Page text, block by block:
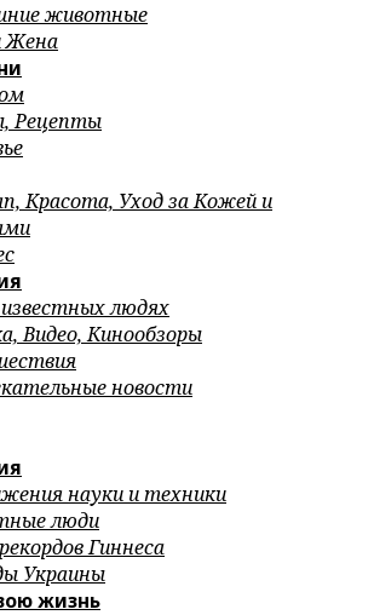
животные
Рецепты
Красота, Уход за Кожей и
известных людях
Видео, Кинообзоры
новости
науки и техники
люди
Гиннеса
Украины
жизнь